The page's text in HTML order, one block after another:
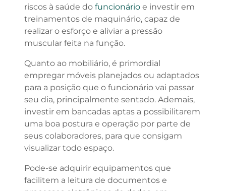
riscos à saúde do funcionárioe investir em
treinamentos de maquinário, capaz de
realizar o esforço e aliviar a pressão
muscular feita na função.
Quanto ao mobiliário, é primordial
empregar móveis planejados ou adaptados
para a posição que o funcionário vai passar
seu dia, principalmente sentado. Ademais,
investir em bancadas aptas a possibilitarem
uma boa postura e operação por parte de
seus colaboradores, para que consigam
visualizar todo espaço.
Pode-se adquirir equipamentos que
facilitem a leitura de documentos e